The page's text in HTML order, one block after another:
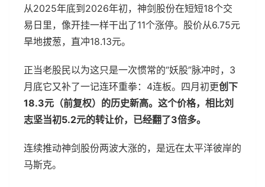
从2025年底到2026年初，神剑股份在短短18个交
易日里，像开挂一样干出了11个涨停。股价从6.75元
旱地拔葱，直冲18.13元。
正当老股民以为这只是一次惯常的“妖股”脉冲时，3
月底它又补了一记连环重拳：4连板。四月初更创下
18.3元（前复权）的历史新高。这个价格，相比刘
志坚当初5.2元的转让价，已经翻了3倍多。
连续推动神剑股份两波大涨的，是远在太平洋彼岸的
马斯克。